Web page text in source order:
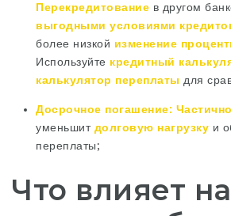
Перекредитование в другом
выгодными условиями
более низкой изменение
Используйте кредитный
калькулятор переплаты для
Досрочное погашение:
уменьшит долговую нагрузку и
переплаты;
Что влияет на